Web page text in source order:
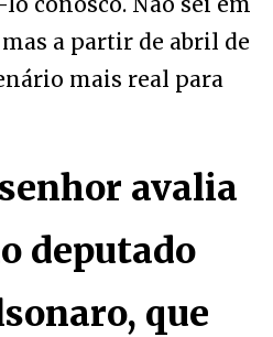
a partir de abril de
mais real para
avalia
deputado
que